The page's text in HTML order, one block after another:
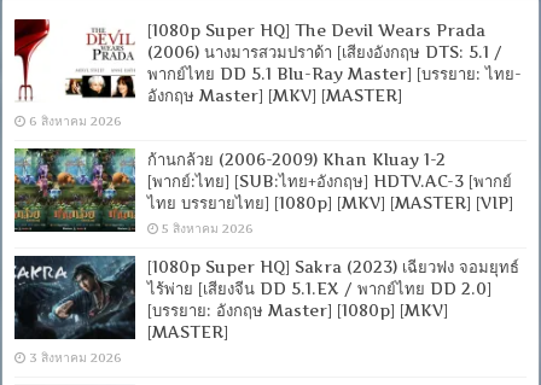
[1080p Super HQ] The Devil Wears Prada
(2006) นางมารสวมปราด้า [เสียงอังกฤษ DTS: 5.1 /
พากย์ไทย DD 5.1 Blu-Ray Master] [บรรยาย: ไทย-
อังกฤษ Master] [MKV] [MASTER]
6 สิงหาคม 2026
ก้านกล้วย (2006-2009) Khan Kluay 1-2
[พากย์:ไทย] [SUB:ไทย+อังกฤษ] HDTV.AC-3 [พากย์
ไทย บรรยายไทย] [1080p] [MKV] [MASTER] [VIP]
5 สิงหาคม 2026
[1080p Super HQ] Sakra (2023) เฉียวฟง จอมยุทธ์
ไร้พ่าย [เสียงจีน DD 5.1.EX / พากย์ไทย DD 2.0]
[บรรยาย: อังกฤษ Master] [1080p] [MKV]
[MASTER]
3 สิงหาคม 2026